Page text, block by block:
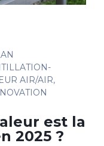
AIR/AIR,
est la
2025 ?